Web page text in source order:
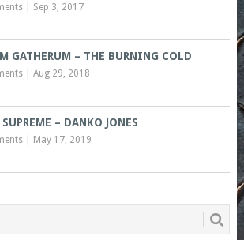
| Sep 3, 2017
GATHERUM – THE BURNING COLD
| Aug 29, 2018
– DANKO JONES
| May 17, 2019